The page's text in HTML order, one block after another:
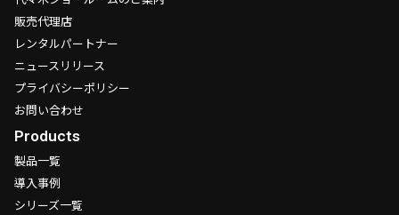
販売代理店
レンタルパートナー
ニュースリリース
プライバシーポリシー
お問い合わせ
Products
製品一覧
導入事例
シリーズ一覧